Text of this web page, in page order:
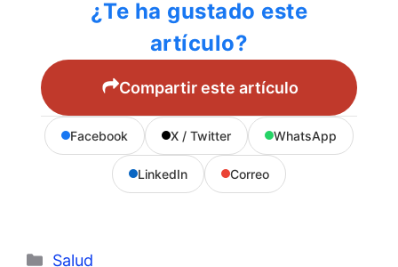
¿Te ha gustado este
artículo?
Compartir este artículo
Facebook X / Twitter WhatsApp
LinkedIn Correo
Categorías
Salud